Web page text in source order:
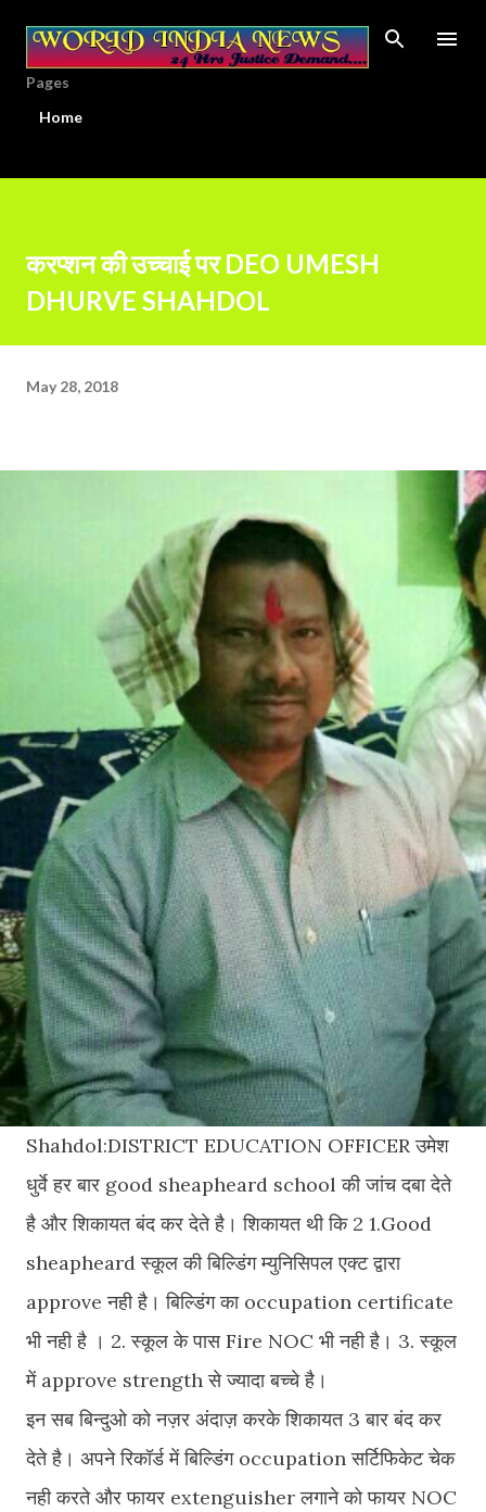
Skip to main content
Pages
Home
करप्शन की उच्चाई पर DEO UMESH
DHURVE SHAHDOL
May 28, 2018
Shahdol:DISTRICT EDUCATION OFFICER उमेश
धुर्वे हर बार good sheapheard school की जांच दबा देते
है और शिकायत बंद कर देते है। शिकायत थी कि 2 1.Good
sheapheard स्कूल की बिल्डिंग म्युनिसिपल एक्ट द्वारा
approve नही है। बिल्डिंग का occupation certificate
भी नही है । 2. स्कूल के पास Fire NOC भी नही है। 3. स्कूल
में approve strength से ज्यादा बच्चे है।
इन सब बिन्दुओ को नज़र अंदाज़ करके शिकायत 3 बार बंद कर
देते है। अपने रिकॉर्ड में बिल्डिंग occupation सर्टिफिकेट चेक
नही करते और फायर extenguisher लगाने को फायर NOC